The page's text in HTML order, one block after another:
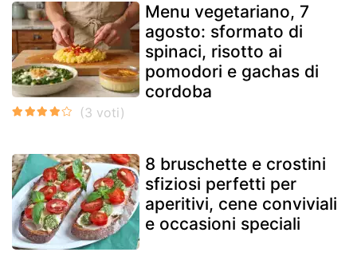
Menu vegetariano, 7
agosto: sformato di
spinaci, risotto ai
pomodori e gachas di
cordoba
8 bruschette e crostini
sfiziosi perfetti per
aperitivi, cene conviviali
e occasioni speciali